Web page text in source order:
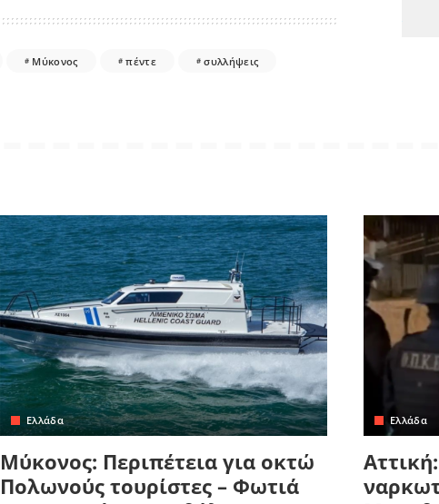
Μύκονος πέντε
συλλήψεις
Ελλάδα
Μύκονος: Περιπέτεια για οκτώ
Πολωνούς τουρίστες – Φωτιά
Ελλάδα